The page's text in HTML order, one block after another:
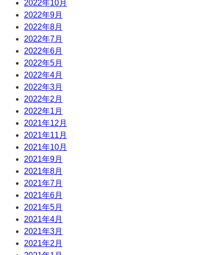
2022年10月
2022年9月
2022年8月
2022年7月
2022年6月
2022年5月
2022年4月
2022年3月
2022年2月
2022年1月
2021年12月
2021年11月
2021年10月
2021年9月
2021年8月
2021年7月
2021年6月
2021年5月
2021年4月
2021年3月
2021年2月